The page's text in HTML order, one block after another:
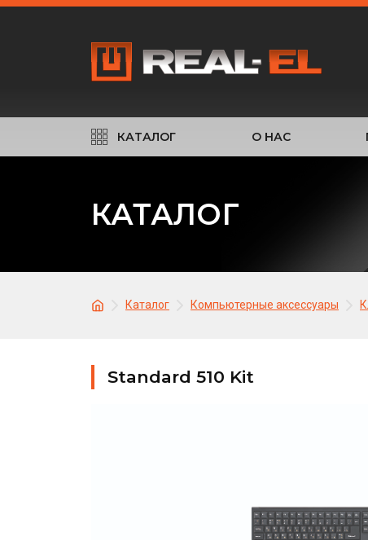
КАТАЛОГ О НАС
КАТАЛОГ
Каталог Компьютерные аксессуары
Standard 510 Kit